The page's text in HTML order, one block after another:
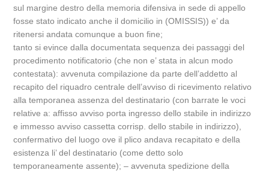
sul margine destro della memoria difensiva in sede di appello
fosse stato indicato anche il domicilio in (OMISSIS)) e’ da
ritenersi andata comunque a buon fine;
tanto si evince dalla documentata sequenza dei passaggi del
procedimento notificatorio (che non e’ stata in alcun modo
contestata): avvenuta compilazione da parte dell’addetto al
recapito del riquadro centrale dell’avviso di ricevimento relativo
alla temporanea assenza del destinatario (con barrate le voci
relative a: affisso avviso porta ingresso dello stabile in indirizzo
e immesso avviso cassetta corrisp. dello stabile in indirizzo),
confermativo del luogo ove il plico andava recapitato e della
esistenza li’ del destinatario (come detto solo
temporaneamente assente); – avvenuta spedizione della